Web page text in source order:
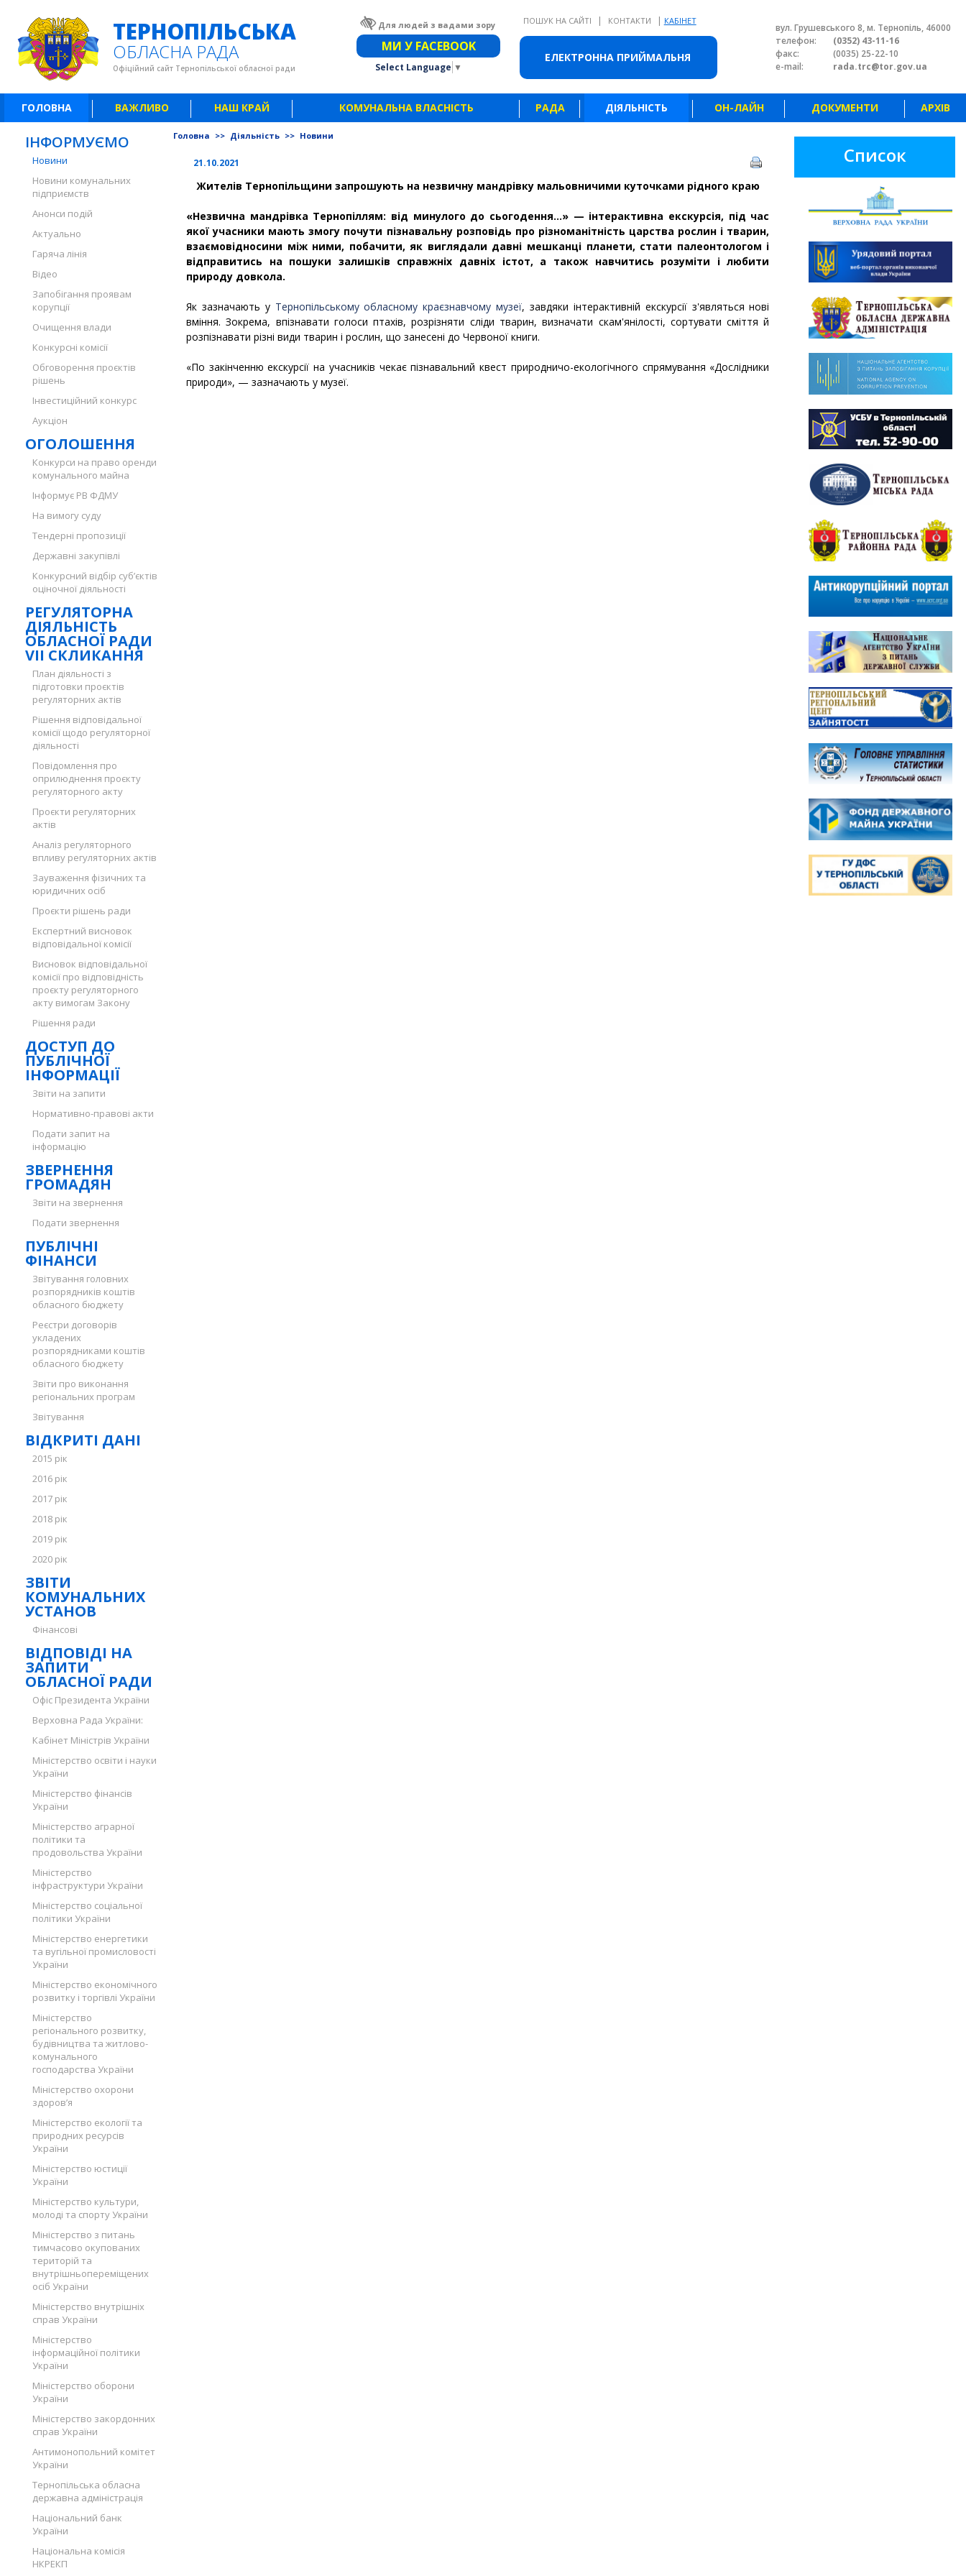
ЕЛЕКТРОННА ПРИЙМАЛЬНЯ
ТЕРНОПІЛЬСЬКА
ОБЛАСНА РАДА
Офіційний сайт Тернопільської обласної ради
Для людей з вадами зору Звичайна версія сайту
МИ У FACEBOOK
Select Language ▼
ПОШУК НА САЙТІ | КОНТАКТИ | КАБІНЕТ
вул. Грушевського 8, м. Тернопіль, 46000
телефон:
(0352) 43-11-16
факс:
(0035) 25-22-10
e-mail:
rada.trc@tor.gov.ua
ГОЛОВНА ВАЖЛИВО НАШ КРАЙ КОМУНАЛЬНА ВЛАСНІСТЬ РАДА ДІЯЛЬНІСТЬ ОН-ЛАЙН ДОКУМЕНТИ АРХІВ
ІНФОРМУЄМО
Новини
Новини комунальних
підприємств
Анонси подій
Актуально
Гаряча лінія
Відео
Запобігання проявам
корупції
Очищення влади
Конкурсні комісії
Обговорення проєктів
рішень
Інвестиційний конкурс
Аукціон
ОГОЛОШЕННЯ
Конкурси на право оренди
комунального майна
Інформує РВ ФДМУ
На вимогу суду
Тендерні пропозиції
Державні закупівлі
Конкурсний відбір суб’єктів
оціночної діяльності
РЕГУЛЯТОРНА
ДІЯЛЬНІСТЬ
ОБЛАСНОЇ РАДИ
VII СКЛИКАННЯ
План діяльності з
підготовки проєктів
регуляторних актів
Рішення відповідальної
комісії щодо регуляторної
діяльності
Повідомлення про
оприлюднення проєкту
регуляторного акту
Проєкти регуляторних
актів
Аналіз регуляторного
впливу регуляторних актів
Зауваження фізичних та
юридичних осіб
Проєкти рішень ради
Експертний висновок
відповідальної комісії
Висновок відповідальної
комісії про відповідність
проєкту регуляторного
акту вимогам Закону
Рішення ради
ДОСТУП ДО
ПУБЛІЧНОЇ
ІНФОРМАЦІЇ
Звіти на запити
Нормативно-правові акти
Подати запит на
інформацію
ЗВЕРНЕННЯ
ГРОМАДЯН
Звіти на звернення
Подати звернення
ПУБЛІЧНІ
ФІНАНСИ
Звітування головних
розпорядників коштів
обласного бюджету
Реєстри договорів
укладених
розпорядниками коштів
обласного бюджету
Звіти про виконання
регіональних програм
Звітування
ВІДКРИТІ ДАНІ
2015 рік
2016 рік
2017 рік
2018 рік
2019 рік
2020 рік
ЗВІТИ
КОМУНАЛЬНИХ
УСТАНОВ
Фінансові
ВІДПОВІДІ НА
ЗАПИТИ
ОБЛАСНОЇ РАДИ
Офіс Президента України
Верховна Рада України:
Кабінет Міністрів України
Міністерство освіти і науки
України
Міністерство фінансів
України
Міністерство аграрної
політики та
продовольства України
Міністерство
інфраструктури України
Міністерство соціальної
політики України
Міністерство енергетики
та вугільної промисловості
України
Міністерство економічного
розвитку і торгівлі України
Міністерство
регіонального розвитку,
будівництва та житлово-
комунального
господарства України
Міністерство охорони
здоров’я
Міністерство екології та
природних ресурсів
України
Міністерство юстиції
України
Міністерство культури,
молоді та спорту України
Міністерство з питань
тимчасово окупованих
територій та
внутрішньопереміщених
осіб України
Міністерство внутрішніх
справ України
Міністерство
інформаційної політики
України
Міністерство оборони
України
Міністерство закордонних
справ України
Антимонопольний комітет
України
Тернопільська обласна
державна адміністрація
Національний банк
України
Національна комісія
НКРЕКП
Головна >> Діяльність >> Новини
21.10.2021
Жителів Тернопільщини запрошують на незвичну мандрівку мальовничими куточками рідного краю
«Незвична мандрівка Тернопіллям: від минулого до сьогодення...» — інтерактивна екскурсія, під час
якої учасники мають змогу почути пізнавальну розповідь про різноманітність царства рослин і тварин,
взаємовідносини між ними, побачити, як виглядали давні мешканці планети, стати палеонтологом і
відправитись на пошуки залишків справжніх давніх істот, а також навчитись розуміти і любити
природу довкола.
Як зазначають у Тернопільському обласному краєзнавчому музеї, завдяки інтерактивній екскурсії з'являться нові
вміння. Зокрема, впізнавати голоси птахів, розрізняти сліди тварин, визначати скам'янілості, сортувати сміття й
розпізнавати різні види тварин і рослин, що занесені до Червоної книги.
«По закінченню екскурсії на учасників чекає пізнавальний квест природничо-екологічного спрямування «Дослідники
природи», — зазначають у музеї.
Список